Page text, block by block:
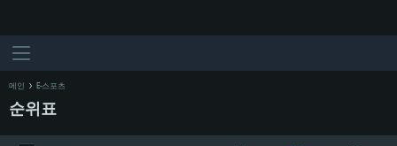
메인 E-스포츠
순위표